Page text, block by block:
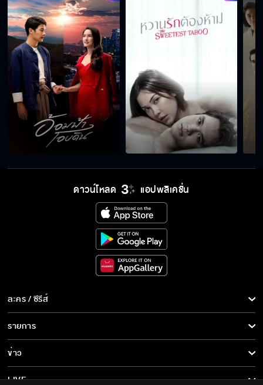
ดาวน์โหลด แอปพลิเคชั่น
ละคร / ซีรีส์
ละคร/ซีรีส์
ซีรีส์นานาชาติ
การ์ตูน & เกม
รายการ
รายการทั้งหมด
ข่าว
ข่าวทั้งหมด
LIVE